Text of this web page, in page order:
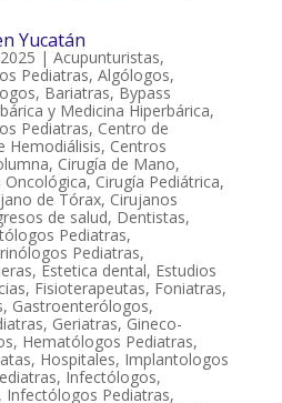
Yucatán
| Acupunturistas,
Pediatras, Algólogos,
, Bariatras, Bypass
y Medicina Hiperbárica,
Pediatras, Centro de
Hemodiálisis, Centros
, Cirugía de Mano,
Oncológica, Cirugía Pediátrica,
de Tórax, Cirujanos
de salud, Dentistas,
Pediatras,
Pediatras,
, Estetica dental, Estudios
, Fisioterapeutas, Foniatras,
, Gastroenterólogos,
, Geriatras, Gineco-
, Hematólogos Pediatras,
, Hospitales, Implantologos
, Infectólogos,
, Infectólogos Pediatras,